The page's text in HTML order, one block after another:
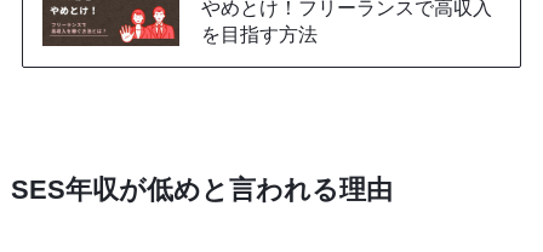
やめとけ！フリーランスで高収入
を目指す方法
SES年収が低めと言われる理由